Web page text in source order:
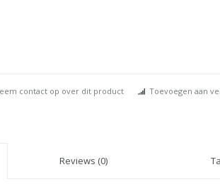
contact op over dit product Toevoegen aan
Reviews (0)